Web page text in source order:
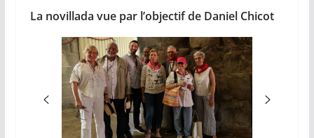
La novillada vue par l’objectif de Daniel Chicot